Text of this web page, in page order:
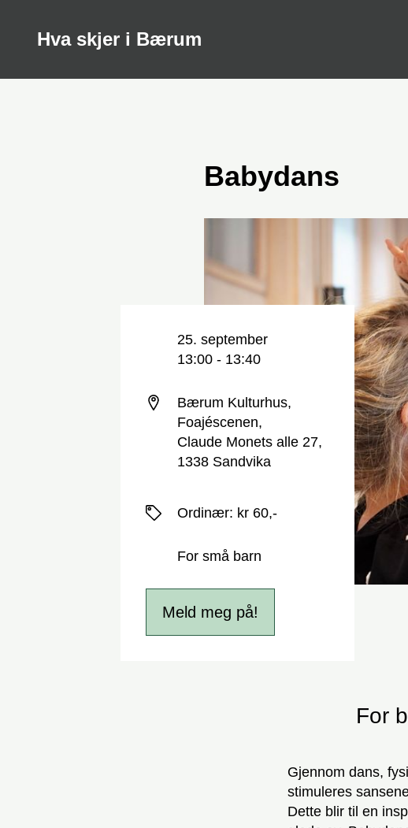
Hva skjer i Bærum
Babydans
25. september
13:00 - 13:40
Bærum Kulturhus,
Foajéscenen,
Claude Monets alle 27,
1338 Sandvika
Ordinær: kr 60,-
For små barn
Meld meg på!
For
Gjennom dans,
stimuleres
Dette blir til en